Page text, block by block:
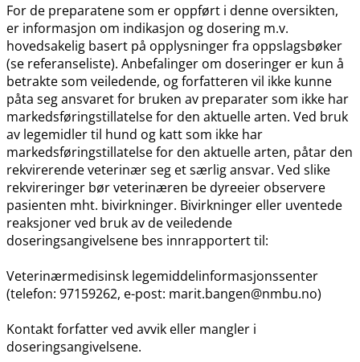
For de preparatene som er oppført i denne oversikten,
er informasjon om indikasjon og dosering m.v.
hovedsakelig basert på opplysninger fra oppslagsbøker
(se referanseliste). Anbefalinger om doseringer er kun å
betrakte som veiledende, og forfatteren vil ikke kunne
påta seg ansvaret for bruken av preparater som ikke har
markedsføringstillatelse for den aktuelle arten. Ved bruk
av legemidler til hund og katt som ikke har
markedsføringstillatelse for den aktuelle arten, påtar den
rekvirerende veterinær seg et særlig ansvar. Ved slike
rekvireringer bør veterinæren be dyreeier observere
pasienten mht. bivirkninger. Bivirkninger eller uventede
reaksjoner ved bruk av de veiledende
doseringsangivelsene bes innrapportert til:
Veterinærmedisinsk legemiddelinformasjonssenter
(telefon: 97159262, e-post: marit.bangen@nmbu.no)
Kontakt forfatter ved avvik eller mangler i
doseringsangivelsene.